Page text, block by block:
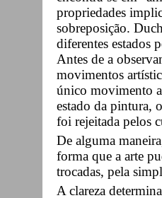
propriedades
sobreposição.
diferentes estados
Antes de a
movimentos
único movimento
estado da pintura,
foi rejeitada pelos
De alguma
forma que a arte
trocadas, pela
A clareza